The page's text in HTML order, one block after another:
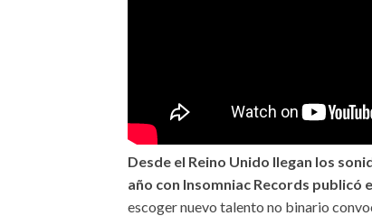
Desde el Reino Unido llegan los
año con Insomniac Records publicó
escoger nuevo talento no binario